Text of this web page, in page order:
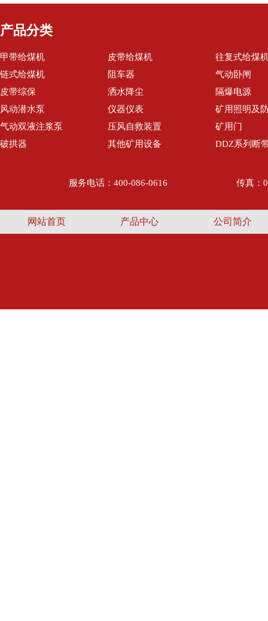
产品分类
甲带给煤机 皮带给煤机
往复式给煤
链式给煤机
阻车器
气动卧闸
皮带综保
洒水降尘
隔爆电源
风动潜水泵
仪器仪表
矿用照明及
气动双液注浆泵
压风自救装置
矿用门
破拱器
其他矿用设备 DDZ系列断
服务电话：400-086-0616 传真：
网站首页 产品中心 公司简介